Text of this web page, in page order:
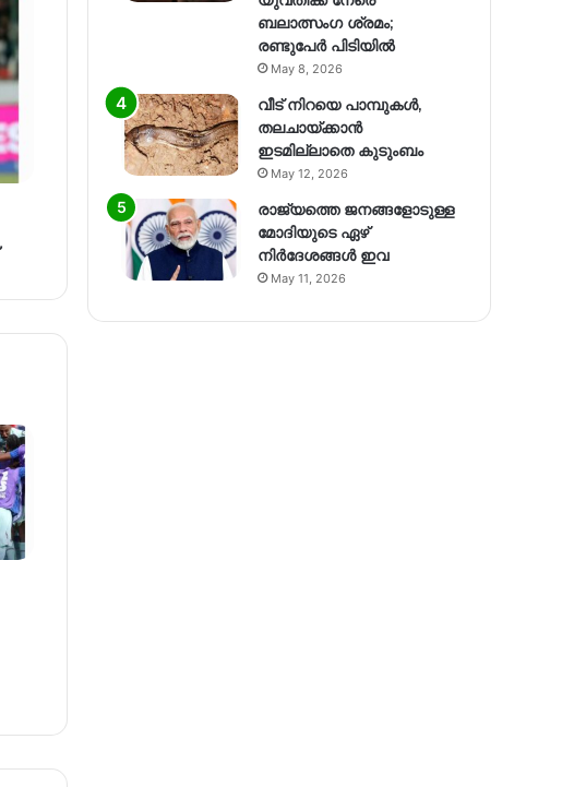
ബലാത്സംഗ​ ശ്രമം;
രണ്ടുപേർ പിടിയിൽ
May 8, 2026
വീട് നിറയെ പാമ്പുകൾ,
തലചായ്ക്കാൻ
ഇടമില്ലാതെ കുടുംബം
May 12, 2026
രാജ്യത്തെ ജനങ്ങളോടുള്ള
മോദിയുടെ ഏഴ്
നിര്‍ദേശങ്ങള്‍ ഇവ
May 11, 2026